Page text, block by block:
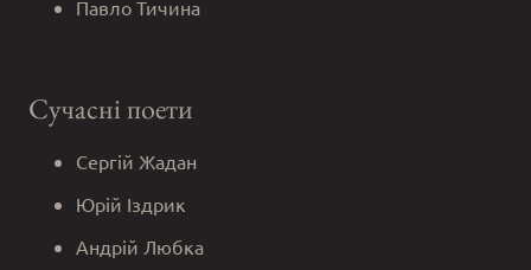
Павло Тичина
Сучасні поети
Сергій Жадан
Юрій Іздрик
Андрій Любка